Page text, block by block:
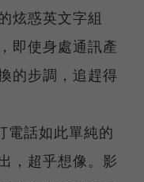
炫惑英文字組
即使身處通訊產
的步調，追趕得
電話如此單純的
，超乎想像。影